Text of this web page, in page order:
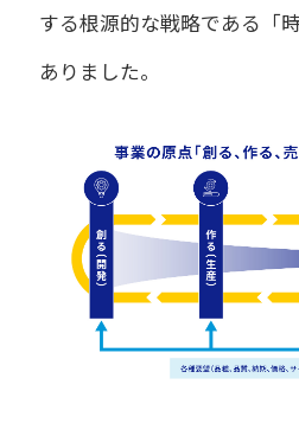
する根源的な戦略である「
ありました。